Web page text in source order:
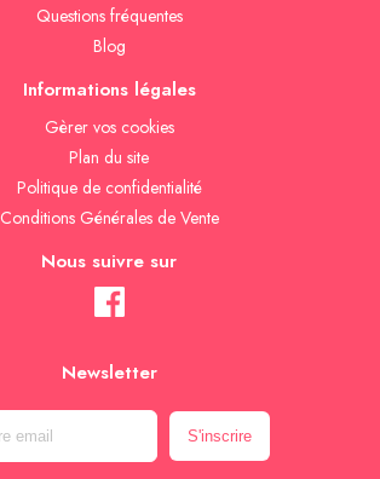
Questions fréquentes
Blog
Informations légales
Gèrer vos cookies
Plan du site
Politique de confidentialité
Conditions Générales de Vente
Nous suivre sur
Newsletter